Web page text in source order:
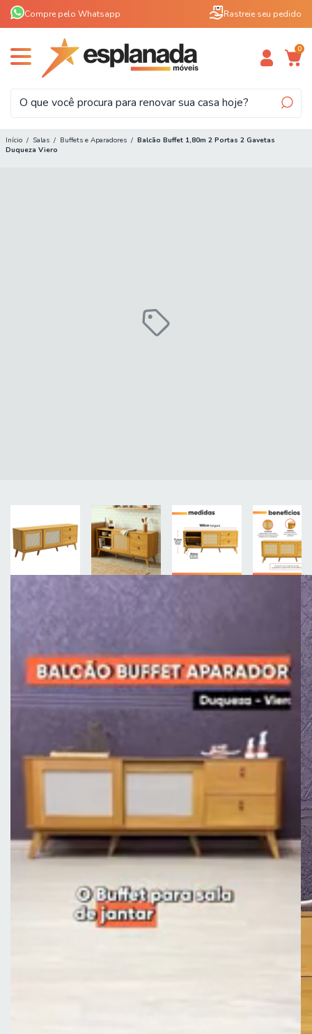
Compre pelo Whatsapp Rastreie seu pedido
0
Início / Salas / Buffets e Aparadores / Balcão Buffet 1,80m 2 Portas 2 Gavetas
Duqueza Viero